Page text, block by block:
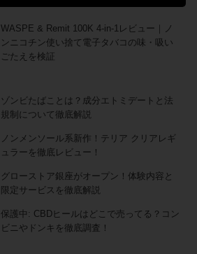
WASPE & Remit 100K 4-in-1レビュー｜ノ
ンニコチン使い捨て電子タバコの味・吸い
ごたえを検証
ゾンビたばことは？成分エトミデートと法
規制について徹底解説
ノンメンソール系新作！テリア クリアレギ
ュラーを徹底レビュー！
グローストア銀座がオープン！体験内容と
限定サービスを徹底解説
保護中: CBDヒールはどこで売ってる？コン
ビニやドンキを徹底調査！